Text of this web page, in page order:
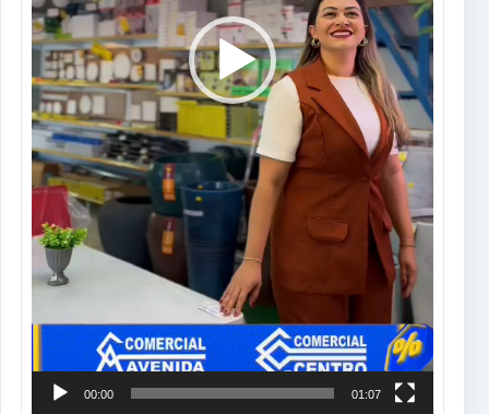
00:00 01:07